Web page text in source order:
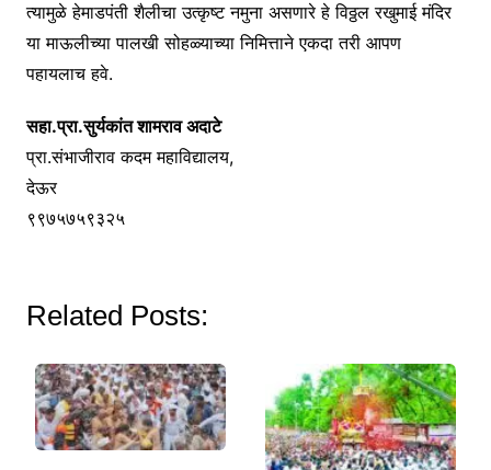
त्यामुळे हेमाडपंती शैलीचा उत्कृष्ट नमुना असणारे हे विठ्ठल रखुमाई मंदिर
या माऊलीच्या पालखी सोहळ्याच्या निमित्ताने एकदा तरी आपण
पहायलाच हवे.
सहा.प्रा.सुर्यकांत शामराव अदाटे
प्रा.संभाजीराव कदम महाविद्यालय,
देऊर
९९७५७५९३२५
Related Posts: